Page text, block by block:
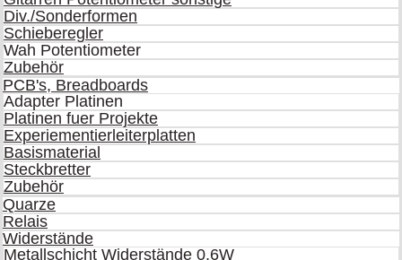
Div./Sonderformen
Schieberegler
Wah Potentiometer
Zubehör
PCB's, Breadboards
Adapter Platinen
Platinen fuer Projekte
Experiementierleiterplatten
Basismaterial
Steckbretter
Zubehör
Quarze
Relais
Widerstände
Metallschicht Widerstände 0,6W